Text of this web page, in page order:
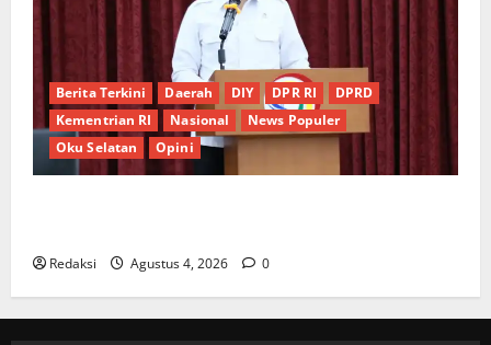
Berita Terkini Daerah DIY DPR RI
DPRD
Kementrian RI
Nasional
News Populer
Oku Selatan
Opini
Redaksi Agustus 4, 2026 0